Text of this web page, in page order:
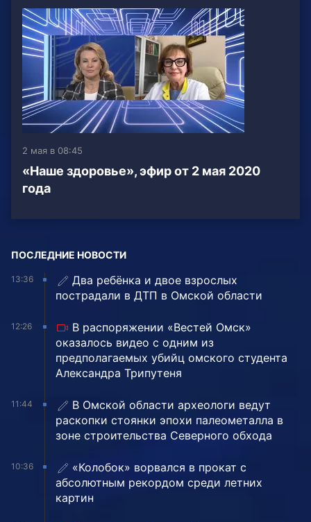
2 мая в 08:45
«Наше здоровье», эфир от 2 мая 2020
года
ПОСЛЕДНИЕ НОВОСТИ
13:36
Два ребёнка и двое взрослых
пострадали в ДТП в Омской области
12:26
В распоряжении «Вестей Омск»
оказалось видео с одним из
предполагаемых убийц омского студента
Александра Трипутеня
11:44
В Омской области археологи ведут
раскопки стоянки эпохи палеометалла в
зоне строительства Северного обхода
10:36
«Колобок» ворвался в прокат с
абсолютным рекордом среди летних
картин